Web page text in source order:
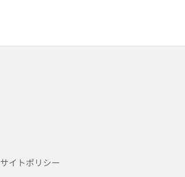
サイトポリシー